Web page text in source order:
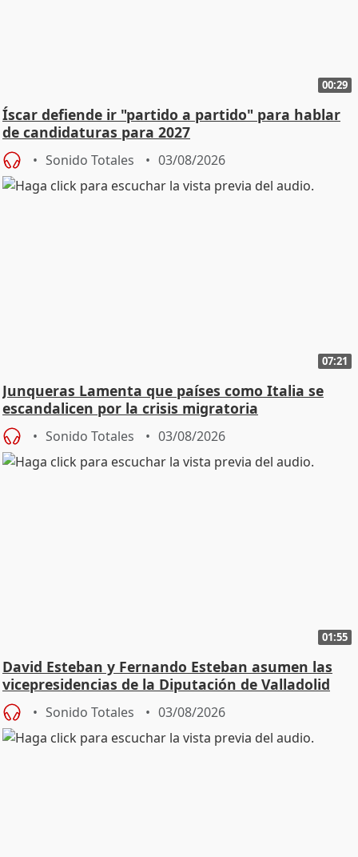
00:29
Íscar defiende ir "partido a partido" para hablar
de candidaturas para 2027
Sonido Totales 03/08/2026
07:21
Junqueras Lamenta que países como Italia se
escandalicen por la crisis migratoria
Sonido Totales 03/08/2026
01:55
David Esteban y Fernando Esteban asumen las
vicepresidencias de la Diputación de Valladolid
Sonido Totales 03/08/2026